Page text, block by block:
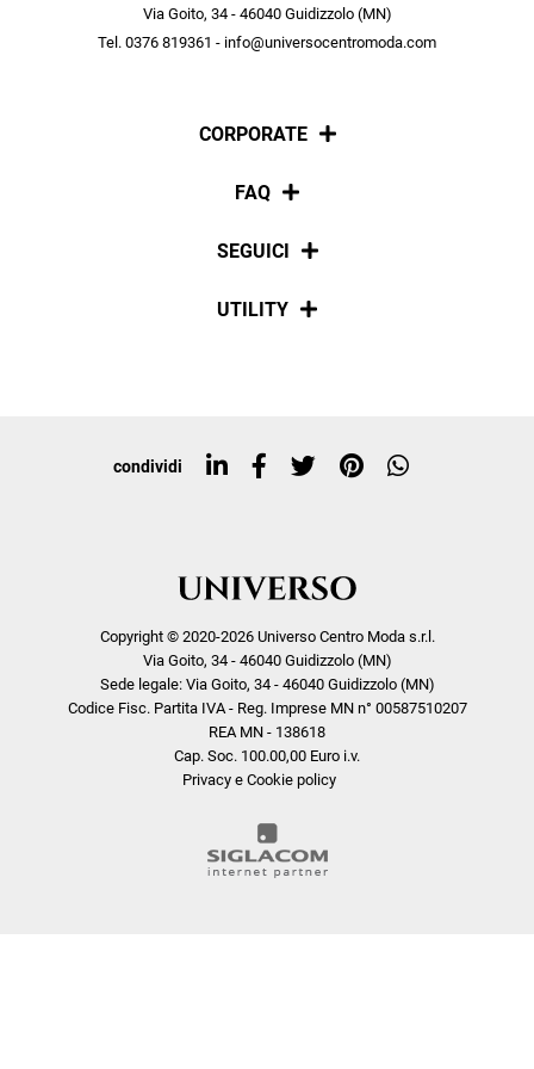
Via Goito, 34 - 46040 Guidizzolo (MN)
Tel. 0376 819361 - info@universocentromoda.com
CORPORATE
Chi siamo
FAQ
Pagamenti
SEGUICI
Social
UTILITY
Top ricerche
condividi
Copyright © 2020-2026 Universo Centro Moda s.r.l.
Via Goito, 34 - 46040 Guidizzolo (MN)
Sede legale: Via Goito, 34 - 46040 Guidizzolo (MN)
Codice Fisc. Partita IVA - Reg. Imprese MN n° 00587510207
REA MN - 138618
Cap. Soc. 100.00,00 Euro i.v.
Privacy e Cookie policy
scopri in anteprima le offerte in esclusiva a te riservate.
ISCRIVITI